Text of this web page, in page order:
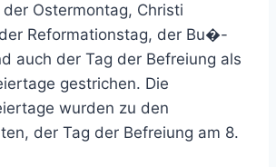
Ostermontag, Christi
Reformationstag, der Bu�-
auch der Tag der Befreiung als
gestrichen. Die
wurden zu den
der Tag der Befreiung am 8.